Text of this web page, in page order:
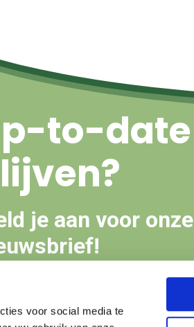
voor social media te
to-date
je aan voor onze